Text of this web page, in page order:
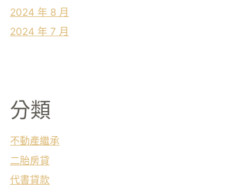
2024 年 8 月
2024 年 7 月
分類
不動產繼承
二胎房貸
代書貸款